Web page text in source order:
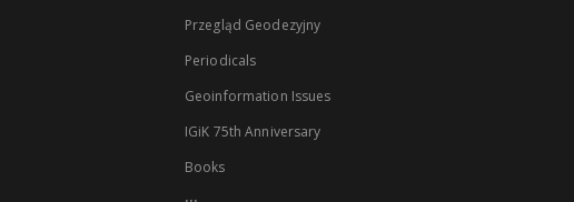
Przegląd Geodezyjny
Periodicals
Geoinformation Issues
IGiK 75th Anniversary
Books
...